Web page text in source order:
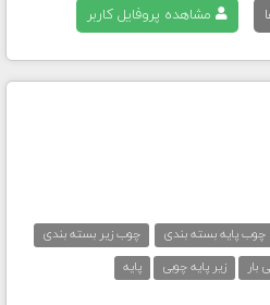
مشاهده پروفایل کاربر
چوب پایه بسته بندی
چوب زیر بسته بندی
بار زیر پایه چوبی پایه